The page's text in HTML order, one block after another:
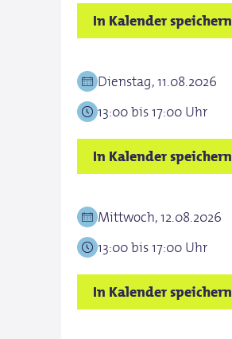
In Kalender speichern
Dienstag, 11.08.2026
13:00 bis 17:00 Uhr
In Kalender speichern
Mittwoch, 12.08.2026
13:00 bis 17:00 Uhr
In Kalender speichern